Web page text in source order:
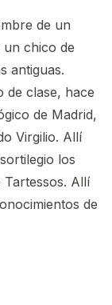
de un
un chico de
antiguas.
de clase, hace
de Madrid,
Virgilio. Allí
los
Tartessos. Allí
de